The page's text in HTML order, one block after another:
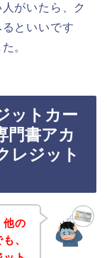
がいたら、ク
といいです
。
ットカー
門書アカ
レジット
他の
、